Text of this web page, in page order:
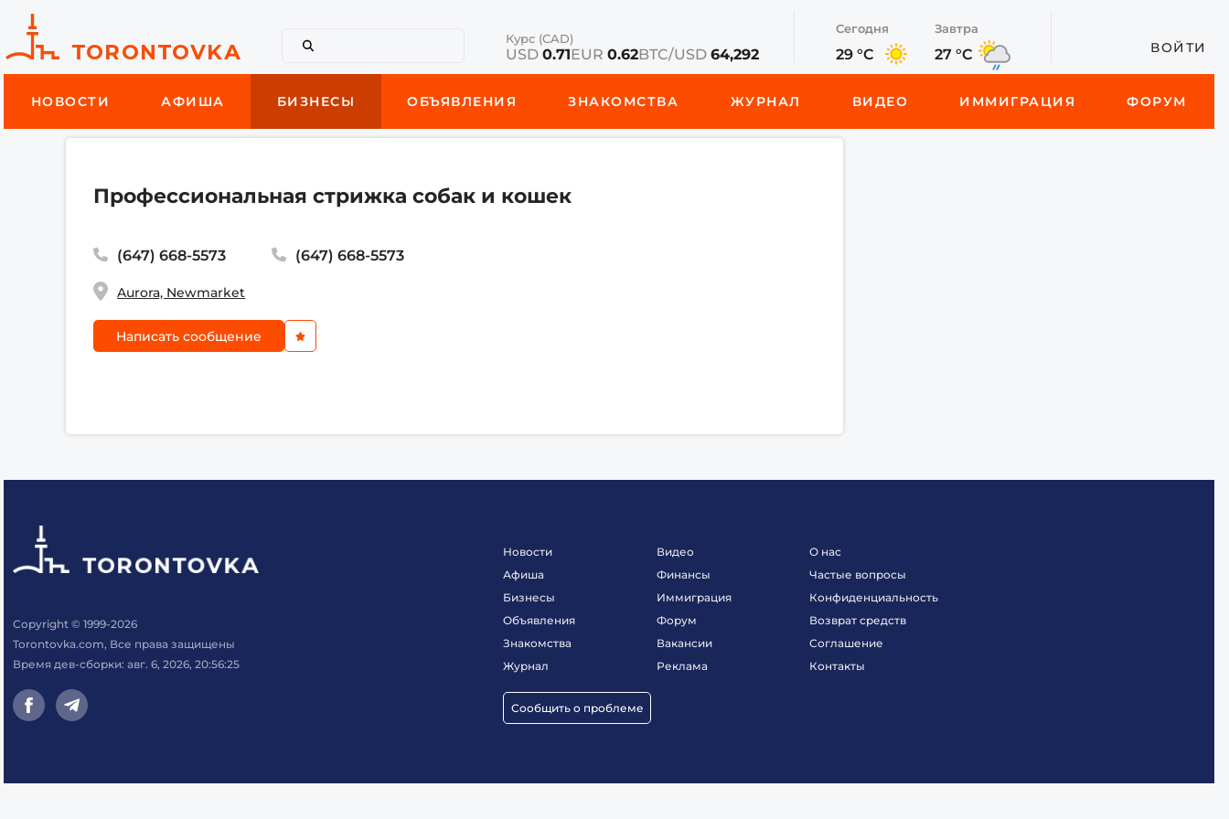
Курс (CAD)
USD 0.71EUR 0.62BTC/USD 64,292
Сегодня
29 °C
Завтра
27 °C ВОЙТИ
НОВОСТИ АФИША БИЗНЕСЫ ОБЪЯВЛЕНИЯ ЗНАКОМСТВА ЖУРНАЛ ВИДЕО ИММИГРАЦИЯ ФОРУМ
Профессиональная стрижка собак и кошек
(647) 668-5573 (647) 668-5573
Aurora, Newmarket
Написать сообщение
Copyright © 1999-2026
Torontovka.com, Все права защищены
Время дев-сборки: авг. 6, 2026, 20:56:25
Новости
Афиша
Бизнесы
Объявления
Знакомства
Журнал
Сообщить о проблеме
Видео
Финансы
Иммиграция
Форум
Вакансии
Реклама
О нас
Частые вопросы
Конфиденциальность
Возврат средств
Соглашение
Контакты